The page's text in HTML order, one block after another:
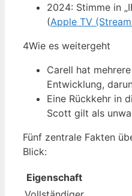
2024: Stimme in
(Apple TV
4Wie es weitergeht
Carell hat
Entwicklung,
Eine Rückkehr in
Scott gilt als
Fünf zentrale Fakten
Blick:
Eigenschaft